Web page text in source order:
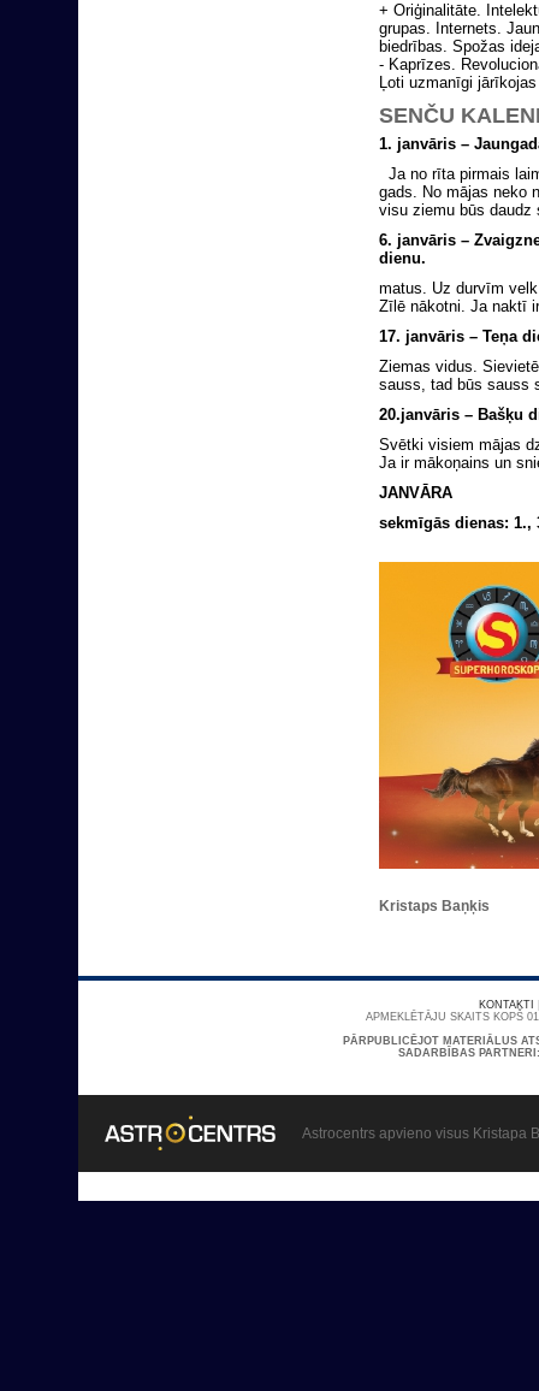
+ Oriģinalitāte.
grupas. Internets.
biedrības. Spožas
- Kaprīzes.
Ļoti uzmanīgi
SENČU
1. janvāris –
Ja no rīta pirmais
gads. No mājas neko
visu ziemu būs daudz
6. janvāris –
dienu.
matus. Uz durvīm
Zīlē nākotni. Ja naktī
17. janvāris – Teņa
Ziemas vidus.
sauss, tad būs sauss
20.janvāris – Bašķu
Svētki visiem mājas
Ja ir mākoņains un
JANVĀRA
sekmīgās dienas: 1.,
Kristaps Baņķis
KONTAKTI
APMEKLĒTĀJU SKAITS KOPŠ
PĀRPUBLICĒJOT MATERIĀLUS
SADARBĪBAS
Astrocentrs apvieno visus Kristapa